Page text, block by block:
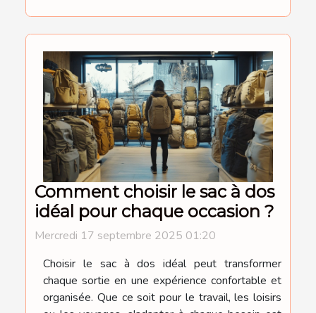
Comment choisir le sac à dos
idéal pour chaque occasion ?
Mercredi 17 septembre 2025 01:20
Choisir le sac à dos idéal peut transformer
chaque sortie en une expérience confortable et
organisée. Que ce soit pour le travail, les loisirs